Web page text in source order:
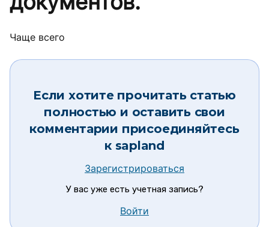
Чаще всего
Если хотите прочитать статью
полностью и оставить свои
комментарии присоединяйтесь
к sapland
Зарегистрироваться
У вас уже есть учетная запись?
Войти